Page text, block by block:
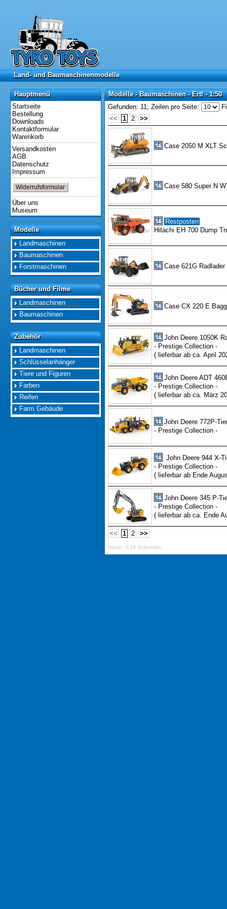
Land- und Baumaschinenmodelle
Land- und Baumaschinenmodelle
Hauptmenü
Hauptmenü
Startseite
Bestellung
Downloads
Kontaktformular
Warenkorb
Versandkosten
AGB
Datenschutz
Impressum
Widerrufsformular
Über uns
Museum
Modelle
Modelle
Landmaschinen
Baumaschinen
Forstmaschinen
Bücher und Filme
Bücher und Filme
Landmaschinen
Baumaschinen
Zubehör
Zubehör
Landmaschinen
Schlüsselanhänger
Tiere und Figuren
Farben
Reifen
Farm Gebäude
Modelle - Baumaschinen - Ertl - 1:50
Modelle - Baumaschinen - Ertl - 1:50
Gefunden: 11; Zeilen pro Seite:
<<
1 2 >>
Case 2050 M XLT
Case 580 Super N
Restposten
Hitachi EH 700 Dump
Case 621G Radlader
Case CX 220 E
John Deere 1050K
- Prestige Collection -
( lieferbar ab ca. April
John Deere ADT
- Prestige Collection -
( lieferbar ab ca. März
John Deere 772P-
- Prestige Collection -
John Deere 944 X-
- Prestige Collection -
( lieferbar ab Ende
John Deere 345 P-
- Prestige Collection -
( lieferbar ab ca. Ende
<< 1 2 >>
Dauer: 0,19 Sekunden